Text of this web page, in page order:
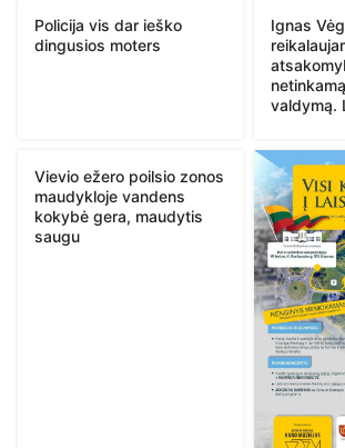
Policija vis dar ieško
dingusios moters
Ignas
valdymą.
Vievio ežero poilsio zonos
maudykloje vandens
kokybė gera, maudytis
saugu